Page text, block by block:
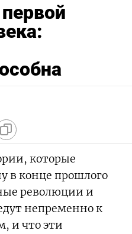
которые
в конце прошлого
революции и
непременно к
и что эти